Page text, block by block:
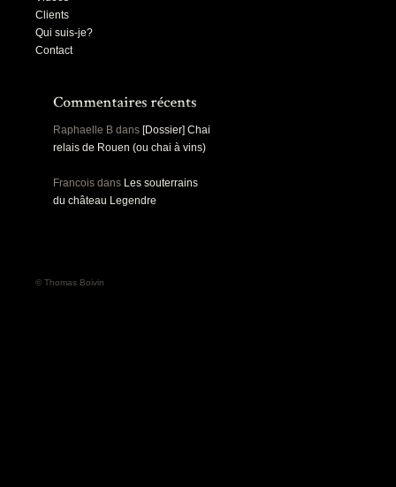
Clients
Qui suis-je?
Contact
Raphaelle B dans [Dossier] Chai
relais de Rouen (ou chai à vins)
Francois dans Les souterrains
du château Legendre
© Thomas Boivin